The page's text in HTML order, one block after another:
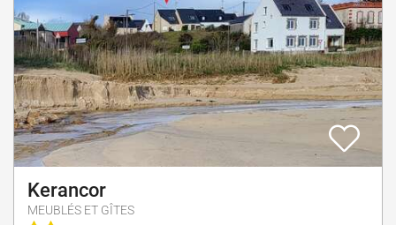
Kerancor
MEUBLÉS ET GÎTES